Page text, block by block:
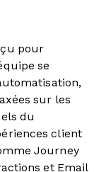
pour
se
sur les
du
client
Journey
et Email